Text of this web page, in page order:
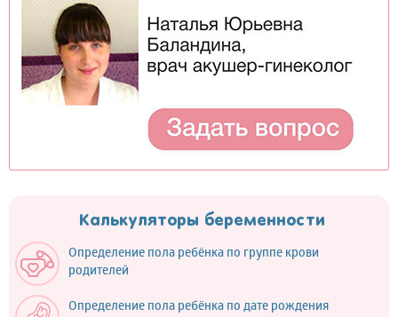
Калькуляторы беременности
Определение пола ребёнка по группе крови
родителей
Определение пола ребёнка по дате рождения